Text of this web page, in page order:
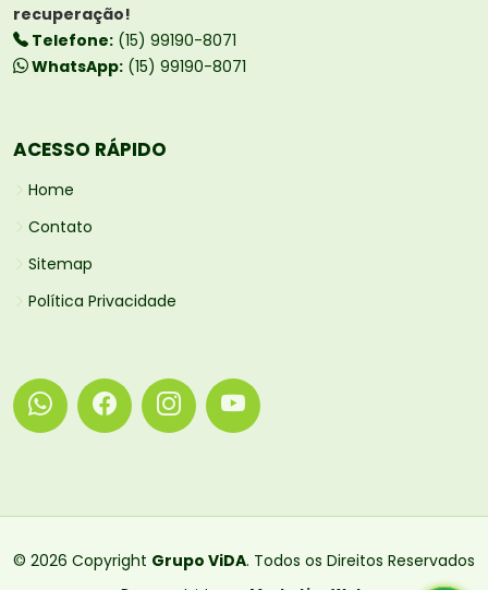
recuperação!
Telefone: (15) 99190-8071
WhatsApp: (15) 99190-8071
ACESSO RÁPIDO
Home
Contato
Sitemap
Política Privacidade
© 2026 Copyright Grupo ViDA. Todos os Direitos Reservados